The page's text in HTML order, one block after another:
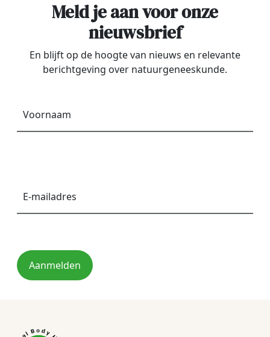
Meld je aan voor onze
nieuwsbrief
En blijft op de hoogte van nieuws en relevante
berichtgeving over natuurgeneeskunde.
Aanmelden